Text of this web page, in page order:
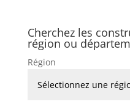
Cherchez les
région ou
Région